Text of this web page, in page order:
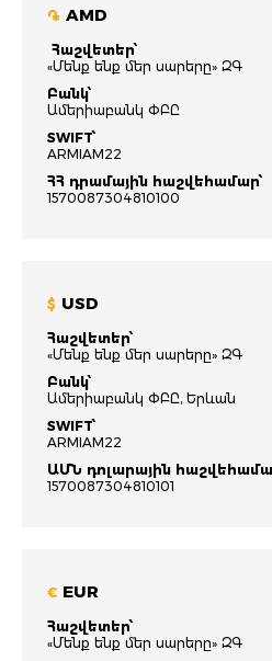
֏ AMD
Հաշվետեր՝
«Մենք ենք մեր սարերը» ԶԳ
Բանկ՝
Ամերիաբանկ ՓԲԸ
SWIFT՝
ARMIAM22
ՀՀ դրամային հաշվեհամար՝
1570087304810100
$ USD
Հաշվետեր՝
«Մենք ենք մեր սարերը» ԶԳ
Բանկ՝
Ամերիաբանկ ՓԲԸ, Երևան
SWIFT՝
ARMIAM22
ԱՄՆ դոլարային
1570087304810101
€ EUR
Հաշվետեր՝
«Մենք ենք մեր սարերը» ԶԳ